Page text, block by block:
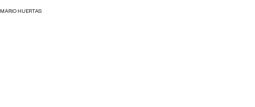
MARIO HUERTAS